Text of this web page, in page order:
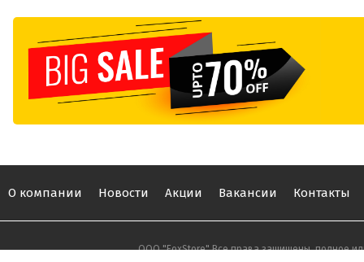
О компании Новости Акции Вакансии Контакты
ООО "FoxStore" Все права защищены, полное